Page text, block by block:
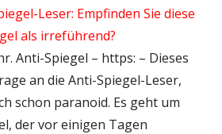
Leser: Empfinden Sie diese
als irreführend?
Anti-Spiegel – https: – Dieses
an die Anti-Spiegel-Leser,
schon paranoid. Es geht um
der vor einigen Tagen